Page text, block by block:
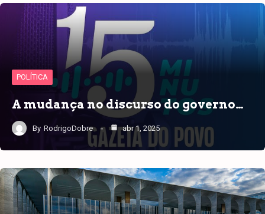
POLÍTICA
A mudança no discurso do governo…
By RodrigoDobre abr 1, 2025